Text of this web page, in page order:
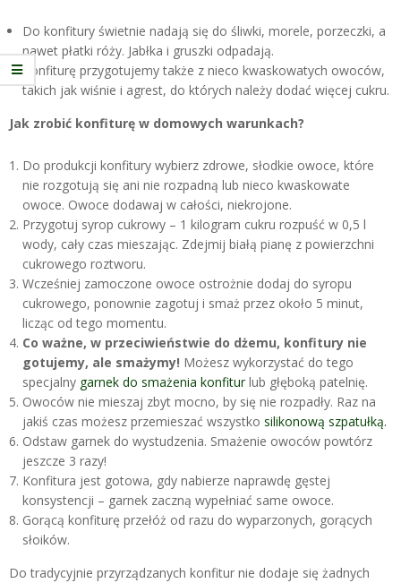
Do konfitury świetnie nadają się do śliwki, morele, porzeczki, a
nawet płatki róży. Jabłka i gruszki odpadają.
Konfiturę przygotujemy także z nieco kwaskowatych owoców,
takich jak wiśnie i agrest, do których należy dodać więcej cukru.
Jak zrobić konfiturę w domowych warunkach?
Do produkcji konfitury wybierz zdrowe, słodkie owoce, które
nie rozgotują się ani nie rozpadną lub nieco kwaskowate
owoce. Owoce dodawaj w całości, niekrojone.
Przygotuj syrop cukrowy – 1 kilogram cukru rozpuść w 0,5 l
wody, cały czas mieszając. Zdejmij białą pianę z powierzchni
cukrowego roztworu.
Wcześniej zamoczone owoce ostrożnie dodaj do syropu
cukrowego, ponownie zagotuj i smaż przez około 5 minut,
licząc od tego momentu.
Co ważne, w przeciwieństwie do dżemu, konfitury nie
gotujemy, ale smażymy! Możesz wykorzystać do tego
specjalny garnek do smażenia konfiturlub głęboką patelnię.
Owoców nie mieszaj zbyt mocno, by się nie rozpadły. Raz na
jakiś czas możesz przemieszać wszystko silikonową szpatułką.
Odstaw garnek do wystudzenia. Smażenie owoców powtórz
jeszcze 3 razy!
Konfitura jest gotowa, gdy nabierze naprawdę gęstej
konsystencji – garnek zaczną wypełniać same owoce.
Gorącą konfiturę przełóż od razu do wyparzonych, gorących
słoików.
Do tradycyjnie przyrządzanych konfitur nie dodaje się żadnych